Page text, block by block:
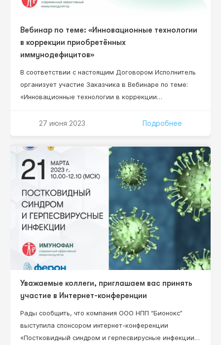
Вебинар по теме: «Инновационные технологии
в коррекции приобретённых
иммунодефицитов»
В соответствии с настоящим Договором Исполнитель
организует участие Заказчика в Вебинаре по теме:
«Инновационные технологии в коррекции
который состоится «27» июня 2023 г. в 12:00 (по мск
доктор медицинских наук, профессор Нестерова И.В.
27 июня 2023 Подробнее
Уважаемые коллеги, приглашаем вас принять
участие в Интернет-конференции
Рады сообщить, что компания ООО НПП “Бионокс”
выступила спонсором интернет-конференции
«Постковидный синдром и герпесвирусные инфекции»,